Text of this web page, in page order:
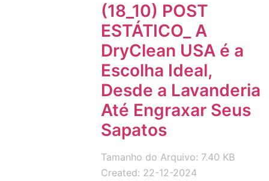
(18_10) POST
ESTÁTICO_ A
DryClean USA é a
Escolha Ideal,
Desde a Lavanderia
Até Engraxar Seus
Sapatos
Tamanho do Arquivo: 7.40 KB
Created: 22-12-2024